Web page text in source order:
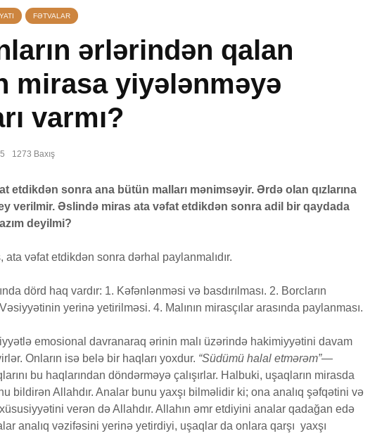
FƏTVALAR
ərlərindən qalan
mirasa yiyələnməyə
varmı?
1273 Baxış
etdikdən sonra ana bütün malları mənimsəyir. Ərdə olan qızlarına
verilmir. Əslində miras ata vəfat etdikdən sonra adil bir qaydada
deyilmi?
ata vəfat etdikdən sonra dərhal paylanmalıdır.
dörd haq vardır: 1. Kəfənlənməsi və basdırılması. 2. Borcların
yerinə yetirilməsi. 4. Malının mirasçılar arasında paylanması.
emosional davranaraq ərinin malı üzərində hakimiyyətini davam
Onların isə belə bir haqları yoxdur. “Südümü halal etmərəm”—
bu haqlarından döndərməyə çalışırlar. Halbuki, uşaqların mirasda
bildirən Allahdır. Analar bunu yaxşı bilməlidir ki; ona analıq şəfqətini və
verən də Allahdır. Allahın əmr etdiyini analar qadağan edə
analıq vəzifəsini yerinə yetirdiyi, uşaqlar da onlara qarşı yaxşı
Qeyri-müsəlmanı
müsəlmana qisas
17 İyul 2026
Səba surəsi
10 İyul 2026
Faiz nədir?
AŞURA BARƏDƏ
48 Baxış
Əhzab surəsi
yox?
19 İyun 2026
12 İyun 2026
Bir işə, şirkətə pul
qoyub qazancından
olmazmı?
5 İyun 2026
37 Baxış
53 Baxış
Fatir